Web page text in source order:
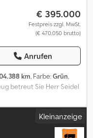
€ 395.000
Festpreis zzgl. MwSt.
(€ 470.050 brutto)
Anrufen
km, Farbe:Grün,
betreut Sie Herr Seidel
Mobilkran 5.161
, 1t, 2x
2x Klimaanlage, Anzahl
Tempomat,
Kleinanzeige